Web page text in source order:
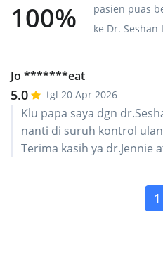
100%
pasien puas
ke Dr. Seshan
Jo *******eat
5.0 tgl 20 Apr 2026
Klu papa saya dgn
nanti di suruh kontrol
Terima kasih ya dr.Jennie
1